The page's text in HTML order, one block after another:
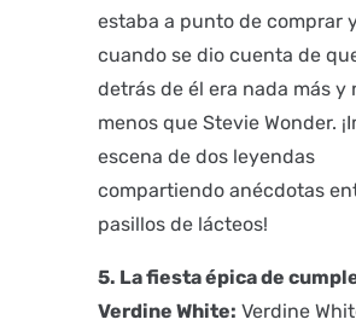
estaba a punto de comprar
cuando se dio cuenta de
detrás de él era nada más y
menos que Stevie Wonder.
escena de dos leyendas
compartiendo anécdotas
pasillos de lácteos!
5. La fiesta épica de
Verdine White: Verdine